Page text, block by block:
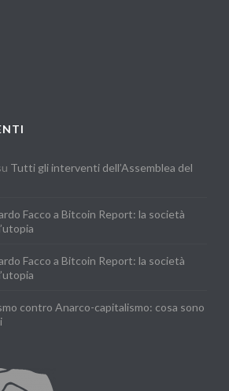
Tutti gli interventi dell’Assemblea del
Facco a Bitcoin Report: la società
Facco a Bitcoin Report: la società
contro Anarco-capitalismo: cosa sono